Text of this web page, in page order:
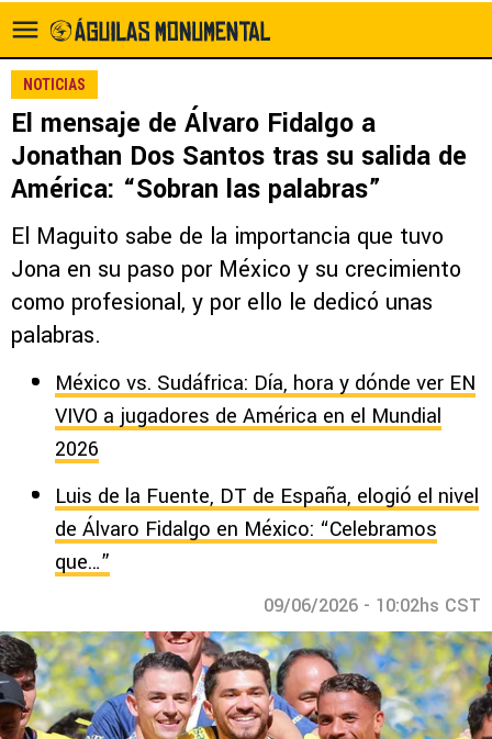
NOTICIAS
El mensaje de Álvaro Fidalgo a
Jonathan Dos Santos tras su salida de
América: “Sobran las palabras”
El Maguito sabe de la importancia que tuvo
Jona en su paso por México y su crecimiento
como profesional, y por ello le dedicó unas
palabras.
México vs. Sudáfrica: Día, hora y dónde ver EN
VIVO a jugadores de América en el Mundial
2026
Luis de la Fuente, DT de España, elogió el nivel
de Álvaro Fidalgo en México: “Celebramos
que…”
09/06/2026 - 10:02hs CST